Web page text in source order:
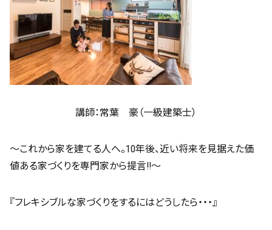
講師：常葉 豪（一級建築士）
～これから家を建てる人へ。10年後、近い将来を見据えた価
値ある家づくりを専門家から提言!!～
『フレキシブルな家づくりをするにはどうしたら・・・』